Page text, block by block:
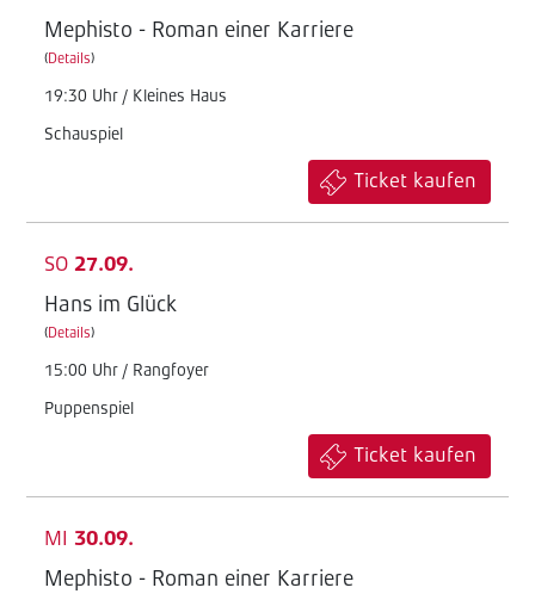
Mephisto - Roman einer Karriere
(Details)
19:30 Uhr / Kleines Haus
Schauspiel
Ticket kaufen
SO 27.09.
Hans im Glück
(Details)
15:00 Uhr / Rangfoyer
Puppenspiel
Ticket kaufen
MI 30.09.
Mephisto - Roman einer Karriere